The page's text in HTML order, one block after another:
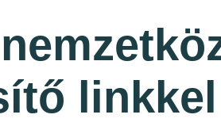
linkkel